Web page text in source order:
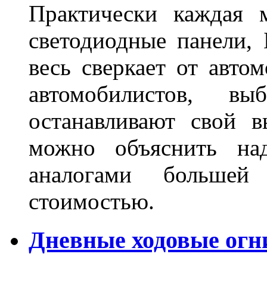
Практически каждая
светодиодные
весь сверкает от
автомобилистов,
останавливают
можно объяснить
аналогами
стоимостью.
Дневные ходовые